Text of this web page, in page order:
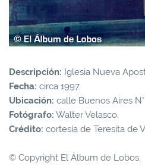
Descripción: Iglesia Nueva
Fecha: circa 1997.
Ubicación: calle Buenos Aires
Fotógrafo: Walter Velasco.
Crédito: cortesía de Teresita de
© Copyright El Álbum de Lobos.